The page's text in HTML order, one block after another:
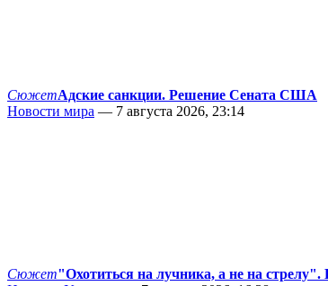
СюжетАдские санкции. Решение Сената США
Новости мира — 7 августа 2026, 23:14
Сюжет"Охотиться на лучника, а не на